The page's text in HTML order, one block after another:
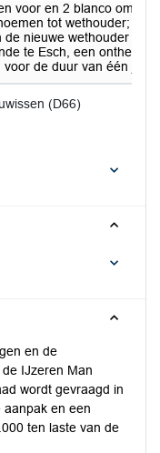
voor en 2 blanco om:
tot wethouder;
de nieuwe wethouder te
te Esch, een
de duur van één
(D66)
en de
IJzeren Man
wordt gevraagd in
en een
ten laste van de